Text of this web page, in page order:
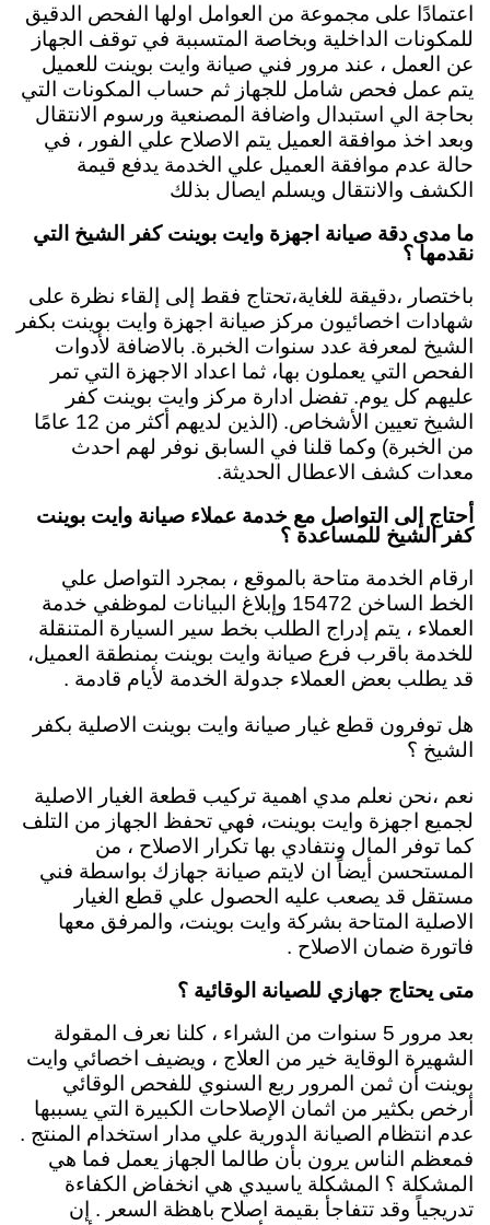
اعتمادًا على مجموعة من العوامل اولها الفحص الدقيق
للمكونات الداخلية وبخاصة المتسببة في توقف الجهاز
عن العمل ، عند مرور فني صيانة وايت بوينت للعميل
يتم عمل فحص شامل للجهاز ثم حساب المكونات التي
بحاجة الي استبدال واضافة المصنعية ورسوم الانتقال
وبعد اخذ موافقة العميل يتم الاصلاح علي الفور ، في
حالة عدم موافقة العميل علي الخدمة يدفع قيمة
الكشف والانتقال ويسلم ايصال بذلك
ما مدى دقة صيانة اجهزة وايت بوينت كفر الشيخ التي
نقدمها ؟
باختصار ،دقيقة للغاية،تحتاج فقط إلى إلقاء نظرة على
شهادات اخصائيون مركز صيانة اجهزة وايت بوينت بكفر
الشيخ لمعرفة عدد سنوات الخبرة. بالاضافة لأدوات
الفحص التي يعملون بها، ثما اعداد الاجهزة التي تمر
عليهم كل يوم. تفضل ادارة مركز وايت بوينت كفر
الشيخ تعيين الأشخاص. (الذين لديهم أكثر من 12 عامًا
من الخبرة) وكما قلنا في السابق نوفر لهم احدث
معدات كشف الاعطال الحديثة.
أحتاج إلى التواصل مع خدمة عملاء صيانة وايت بوينت
كفر الشيخ للمساعدة ؟
ارقام الخدمة متاحة بالموقع ، بمجرد التواصل علي
الخط الساخن 15472 وإبلاغ البيانات لموظفي خدمة
العملاء ، يتم إدراج الطلب بخط سير السيارة المتنقلة
للخدمة باقرب فرع صيانة وايت بوينت بمنطقة العميل،
قد يطلب بعض العملاء جدولة الخدمة لأيام قادمة .
هل توفرون قطع غيار صيانة وايت بوينت الاصلية بكفر
الشيخ ؟
نعم ،نحن نعلم مدي اهمية تركيب قطعة الغيار الاصلية
لجميع اجهزة وايت بوينت، فهي تحفظ الجهاز من التلف
كما توفر المال ونتفادي بها تكرار الاصلاح ، من
المستحسن أيضاً ان لايتم صيانة جهازك بواسطة فني
مستقل قد يصعب عليه الحصول علي قطع الغيار
الاصلية المتاحة بشركة وايت بوينت، والمرفق معها
فاتورة ضمان الاصلاح .
متى يحتاج جهازي للصيانة الوقائية ؟
بعد مرور 5 سنوات من الشراء ، كلنا نعرف المقولة
الشهيرة الوقاية خير من العلاج ، ويضيف اخصائي وايت
بوينت أن ثمن المرور ربع السنوي للفحص الوقائي
أرخص بكثير من اثمان الإصلاحات الكبيرة التي يسببها
عدم انتظام الصيانة الدورية علي مدار استخدام المنتج .
فمعظم الناس يرون بأن طالما الجهاز يعمل فما هي
المشكلة ؟ المشكلة ياسيدي هي انخفاض الكفاءة
تدريجياً وقد تتفاجأ بقيمة اصلاح باهظة السعر . إن